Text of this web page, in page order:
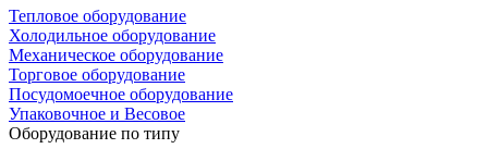
Тепловое оборудование
Холодильное оборудование
Механическое оборудование
Торговое оборудование
Посудомоечное оборудование
Упаковочное и Весовое
Оборудование по типу